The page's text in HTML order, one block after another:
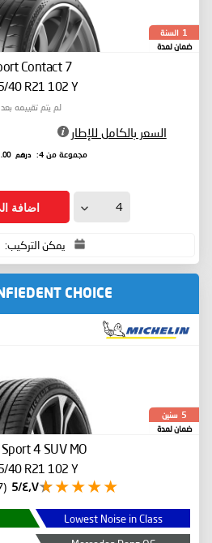
1 السنة
ضمان لمدة
Contact 7
40 R21 102 Y
لم يتم تقييمه بعد
السعر بالكامل للإطار
مجموعة من 4: درهم 7,051
.00
اضافة
يمكن التركيب:
CHOICE
5 سنين
ضمان لمدة
4 SUV MO
40 R21 102 Y
٤٫٧/5 (1137 تقييم)
Lowest Noise in Class